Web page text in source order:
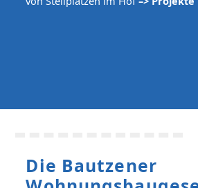
Die Bautzener